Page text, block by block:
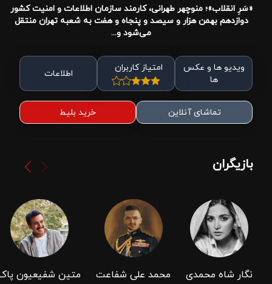
«سَرِ انقلاب»؛ منوچهر طهرانی، کارمند سازمان اطلاعات و امنیت کشور
دوازدهم بهمن هزار و سیصد و پنجاه و هفت به شعبه تهران منتقل
می‌‌شود و...
ویدیو ها و عکس
ها
امتیاز کاربران اطلاعات
تماشای آنلاین خرید بلیط
بازیگران
نگار شاه محمدی محمد علی شفاعت متین شفیعیون